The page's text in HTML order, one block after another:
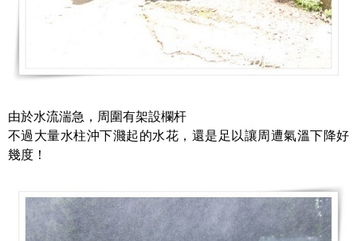
由於水流湍急，周圍有架設欄杆
不過大量水柱沖下濺起的水花，還是足以讓周遭氣溫下降好
幾度！